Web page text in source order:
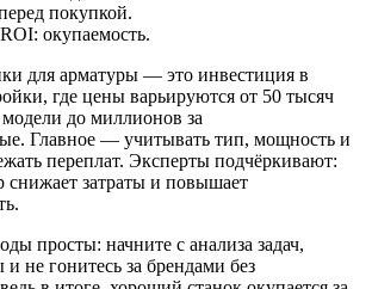
покупкой.
окупаемость.
для арматуры — это инвестиция в
где цены варьируются от 50 тысяч
до миллионов за
Главное — учитывать тип, мощность и
переплат. Эксперты подчёркивают:
затраты и повышает
просты: начните с анализа задач,
не гонитесь за брендами без